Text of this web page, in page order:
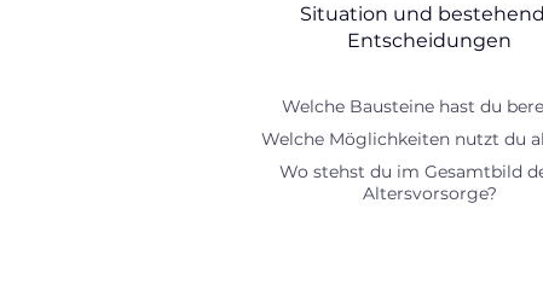
Situation und
Entscheidungen
Welche Bausteine hast du
Welche Möglichkeiten nutzt du
Wo stehst du im Gesamtbild
Altersvorsorge?